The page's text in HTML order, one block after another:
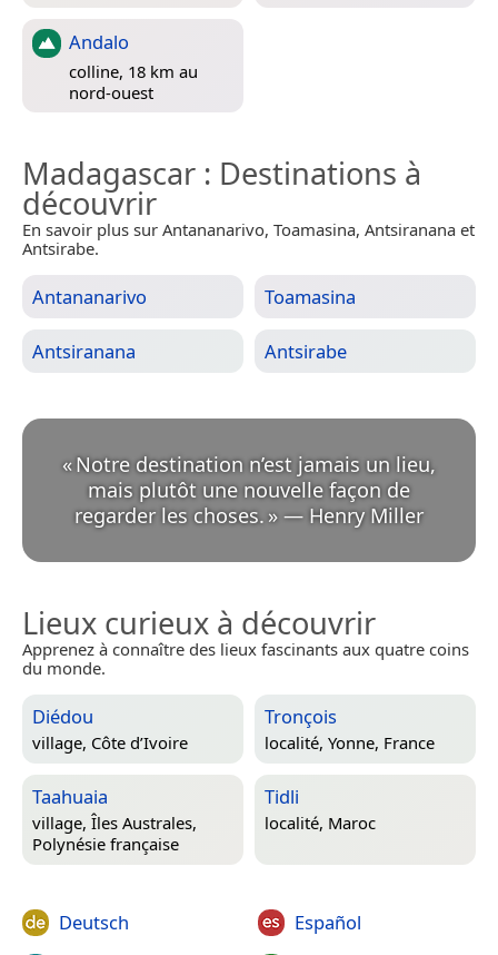
Andalo
colline, 18 km au
nord-ouest
Madagascar : Destinations à
découvrir
En savoir plus sur Antananarivo, Toamasina, Antsiranana et
Antsirabe.
Antananarivo Toamasina
Antsiranana Antsirabe
«Notre destination n’est jamais un lieu,
mais plutôt une nouvelle façon de
regarder les choses. » — Henry Miller
Lieux curieux à découvrir
Apprenez à connaître des lieux fascinants aux quatre coins
du monde.
Diédou
village, Côte d’Ivoire
Tronçois
localité, Yonne, France
Taahuaia
village, Îles Australes,
Polynésie française
Tidli
localité, Maroc
Deutsch
Español